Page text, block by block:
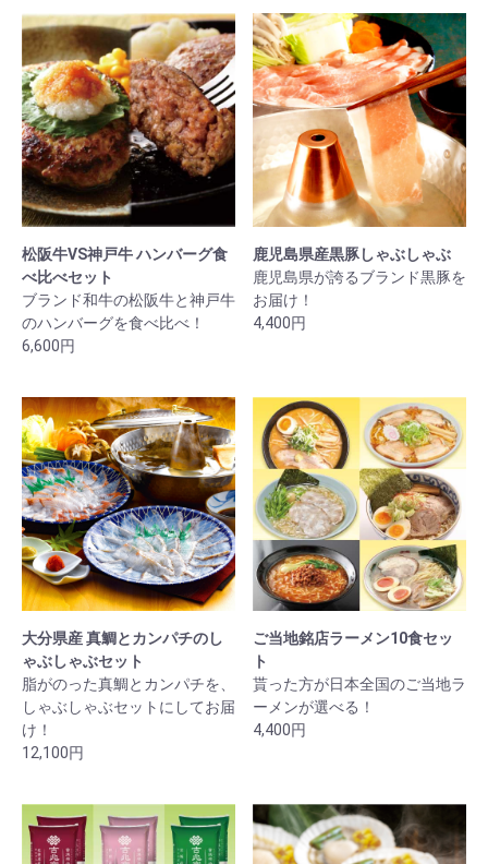
松阪牛VS神戸牛 ハンバーグ食
べ比べセット
ブランド和牛の松阪牛と神戸牛
のハンバーグを食べ比べ！
6,600円
鹿児島県産黒豚しゃぶしゃぶ
鹿児島県が誇るブランド黒豚を
お届け！
4,400円
大分県産 真鯛とカンパチのし
ゃぶしゃぶセット
脂がのった真鯛とカンパチを、
しゃぶしゃぶセットにしてお届
け！
12,100円
ご当地銘店ラーメン10食セッ
ト
貰った方が日本全国のご当地ラ
ーメンが選べる！
4,400円